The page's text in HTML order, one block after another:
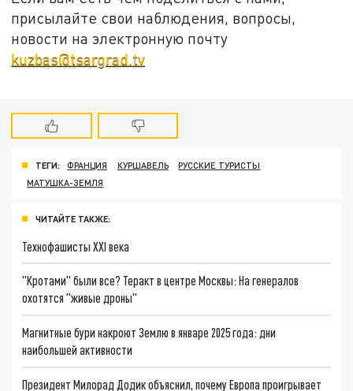
присылайте свои наблюдения, вопросы,
новости на электронную почту
kuzbas@tsargrad.tv
ТЕГИ: ФРАНЦИЯ КУРШАВЕЛЬ
РУССКИЕ ТУРИСТЫ
МАТУШКА-ЗЕМЛЯ
ЧИТАЙТЕ ТАКЖЕ:
Технофашисты XXI века
"Кротами" были все? Теракт в центре Москвы: На генералов
охотятся "живые дроны"
Магнитные бури накроют Землю в январе 2025 года: дни
наибольшей активности
Президент Милорад Додик объяснил, почему Европа проигрывает